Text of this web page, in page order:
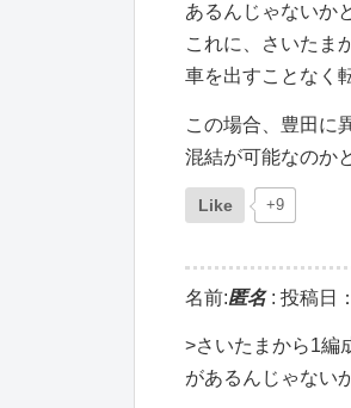
あるんじゃないか
これに、さいたま
車を出すことなく
この場合、豊田に
混結が可能なのか
Like +9
名前:匿名: 投稿日
>さいたまから1編
があるんじゃない